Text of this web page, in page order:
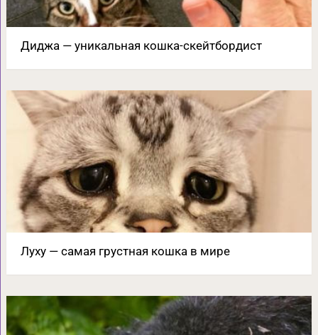
Диджа — уникальная кошка-скейтбордист
Луху — самая грустная кошка в мире